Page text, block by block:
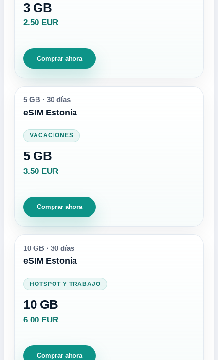
3 GB
2.50 EUR
Comprar ahora
5 GB · 30 días
eSIM Estonia
VACACIONES
5 GB
3.50 EUR
Comprar ahora
10 GB · 30 días
eSIM Estonia
HOTSPOT Y TRABAJO
10 GB
6.00 EUR
Comprar ahora